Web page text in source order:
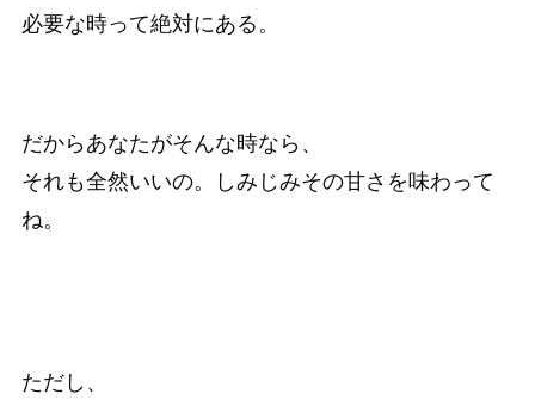
必要な時って絶対にある。
だからあなたがそんな時なら、
それも全然いいの。しみじみその甘さを味わって
ね。
ただし、